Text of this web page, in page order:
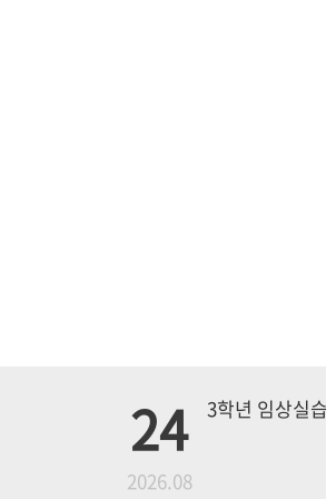
24
2026.08
3학년 임상실